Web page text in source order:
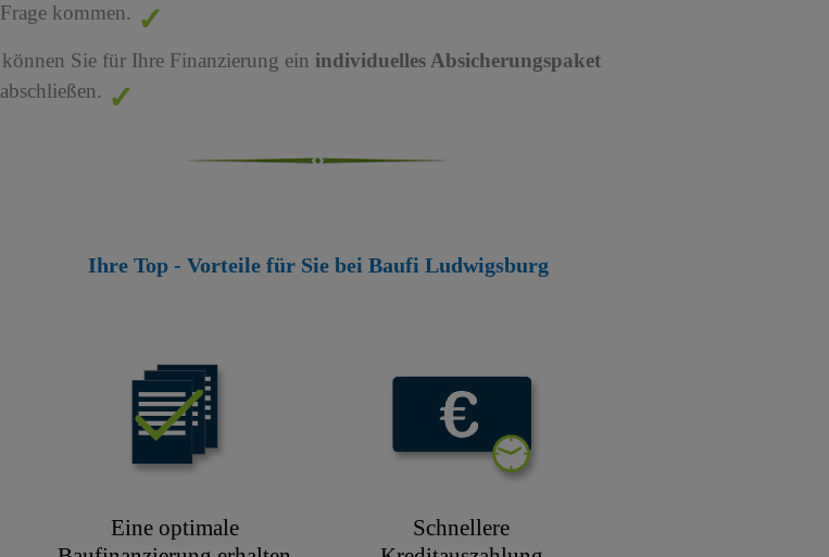
Frage kommen.
können Sie für Ihre Finanzierung ein individuelles Absicherungspaket
abschließen.
Ihre Top - Vorteile für Sie bei Baufi Ludwigsburg
Eine optimale
Schnellere